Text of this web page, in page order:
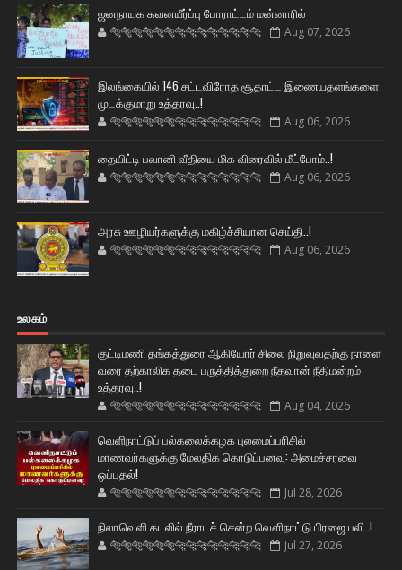
ஜனநாயக கவனயீர்ப்பு போராட்டம் மன்னாரில்
🐅🐅🐅🐅🐅🐅🐆🐆🐆🐆🐆🐆🐆🐆 Aug 07, 2026
இலங்கையில் 146 சட்டவிரோத சூதாட்ட இணையதளங்களை
முடக்குமாறு உத்தரவு..!
🐅🐅🐅🐅🐅🐅🐆🐆🐆🐆🐆🐆🐆🐆 Aug 06, 2026
தையிட்டி பவானி வீதியை மிக விரைவில் மீட்போம்..!
🐅🐅🐅🐅🐅🐅🐆🐆🐆🐆🐆🐆🐆🐆 Aug 06, 2026
அரசு ஊழியர்களுக்கு மகிழ்ச்சியான செய்தி..!
🐅🐅🐅🐅🐅🐅🐆🐆🐆🐆🐆🐆🐆🐆 Aug 06, 2026
உலகம்
குட்டிமணி தங்கத்துரை ஆகியோர் சிலை நிறுவுவதற்கு நாளை
வரை தற்காலிக தடை பருத்தித்துறை நீதவான் நீதிமன்றம்
உத்தரவு..!
🐅🐅🐅🐅🐅🐅🐆🐆🐆🐆🐆🐆🐆🐆 Aug 04, 2026
வெளிநாட்டுப் பல்கலைக்கழக புலமைப்பரிசில்
மாணவர்களுக்கு மேலதிக கொடுப்பனவு: அமைச்சரவை
ஒப்புதல்!
🐅🐅🐅🐅🐅🐅🐆🐆🐆🐆🐆🐆🐆🐆 Jul 28, 2026
நிலாவெளி கடலில் நீராடச் சென்ற வௌிநாட்டு பிரஜை பலி..!
🐅🐅🐅🐅🐅🐅🐆🐆🐆🐆🐆🐆🐆🐆 Jul 27, 2026